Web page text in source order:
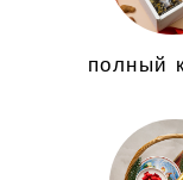
полный